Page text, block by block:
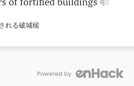
れる破城槌